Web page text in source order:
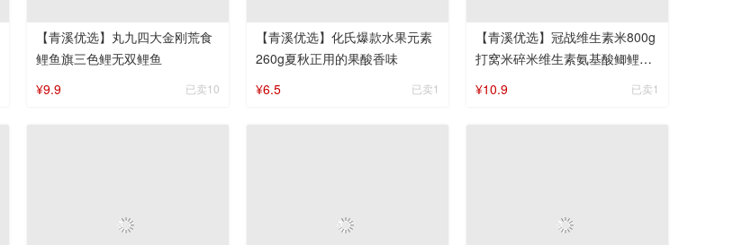
【青溪优选】丸九四大金刚荒食
鲤鱼旗三色鲤无双鲤鱼
¥9.9
已卖10
【青溪优选】化氏爆款水果元素
260g夏秋正用的果酸香味
¥6.5
已卖1
【青溪优选】冠战维生素米800g
打窝米碎米维生素氨基酸鲫鲤草
¥10.9 已卖1